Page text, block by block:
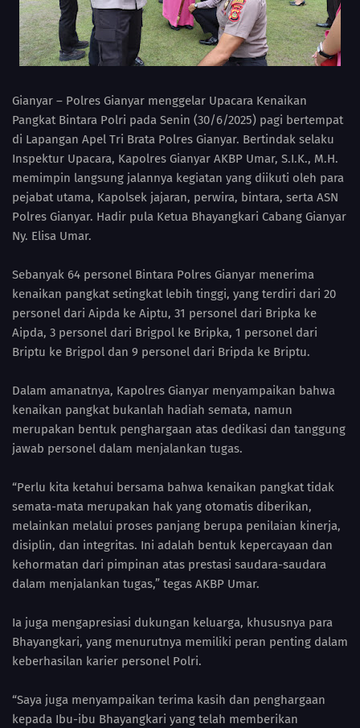
Gianyar – Polres Gianyar menggelar Upacara Kenaikan
Pangkat Bintara Polri pada Senin (30/6/2025) pagi bertempat
di Lapangan Apel Tri Brata Polres Gianyar. Bertindak selaku
Inspektur Upacara, Kapolres Gianyar AKBP Umar, S.I.K., M.H.
memimpin langsung jalannya kegiatan yang diikuti oleh para
pejabat utama, Kapolsek jajaran, perwira, bintara, serta ASN
Polres Gianyar. Hadir pula Ketua Bhayangkari Cabang Gianyar
Ny. Elisa Umar.
Sebanyak 64 personel Bintara Polres Gianyar menerima
kenaikan pangkat setingkat lebih tinggi, yang terdiri dari 20
personel dari Aipda ke Aiptu, 31 personel dari Bripka ke
Aipda, 3 personel dari Brigpol ke Bripka, 1 personel dari
Briptu ke Brigpol dan 9 personel dari Bripda ke Briptu.
Dalam amanatnya, Kapolres Gianyar menyampaikan bahwa
kenaikan pangkat bukanlah hadiah semata, namun
merupakan bentuk penghargaan atas dedikasi dan tanggung
jawab personel dalam menjalankan tugas.
“Perlu kita ketahui bersama bahwa kenaikan pangkat tidak
semata-mata merupakan hak yang otomatis diberikan,
melainkan melalui proses panjang berupa penilaian kinerja,
disiplin, dan integritas. Ini adalah bentuk kepercayaan dan
kehormatan dari pimpinan atas prestasi saudara-saudara
dalam menjalankan tugas,” tegas AKBP Umar.
Ia juga mengapresiasi dukungan keluarga, khususnya para
Bhayangkari, yang menurutnya memiliki peran penting dalam
keberhasilan karier personel Polri.
“Saya juga menyampaikan terima kasih dan penghargaan
kepada Ibu-ibu Bhayangkari yang telah memberikan